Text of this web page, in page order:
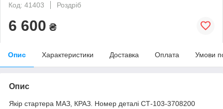
Код: 41403
Роздріб
6 600 ₴
Опис Характеристики Доставка Оплата Умови
Опис
Якір стартера МАЗ, КРАЗ. Номер деталі СТ-103-3708200